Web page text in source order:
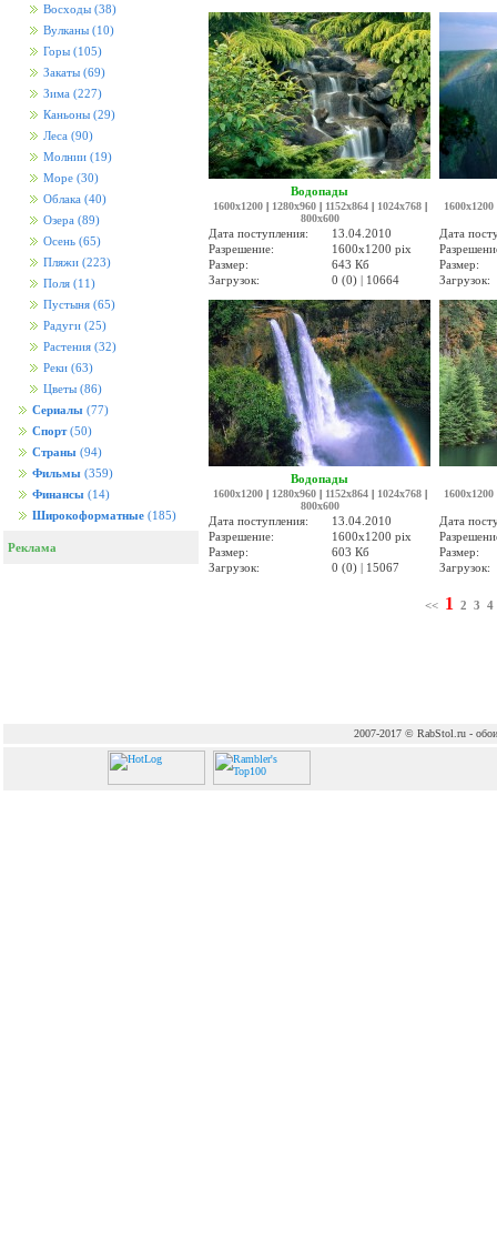
Восходы (38)
Вулканы (10)
Горы (105)
Закаты (69)
Зима (227)
Каньоны (29)
Леса (90)
Молнии (19)
Море (30)
Облака (40)
Озера (89)
Осень (65)
Пляжи (223)
Поля (11)
Пустыня (65)
Радуги (25)
Растения (32)
Реки (63)
Цветы (86)
Сериалы (77)
Спорт (50)
Страны (94)
Фильмы (359)
Финансы (14)
Широкоформатные (185)
Реклама
Водопады
1600x1200| 1280x960| 1152x864| 1024x768|
800x600
Дата поступления:
13.04.2010
Разрешение:
1600x1200 pix
Размер:
643 Кб
Загрузок:
0 (0) | 10664
1600x1200
Дата
Размер:
Загрузок:
Водопады
1600x1200| 1280x960| 1152x864| 1024x768|
800x600
Дата поступления:
13.04.2010
Разрешение:
1600x1200 pix
Размер:
603 Кб
Загрузок:
0 (0) | 15067
1600x1200
Дата
Размер:
Загрузок:
<< 1 2 3 4
2007-2017 © RabStol.ru - обои